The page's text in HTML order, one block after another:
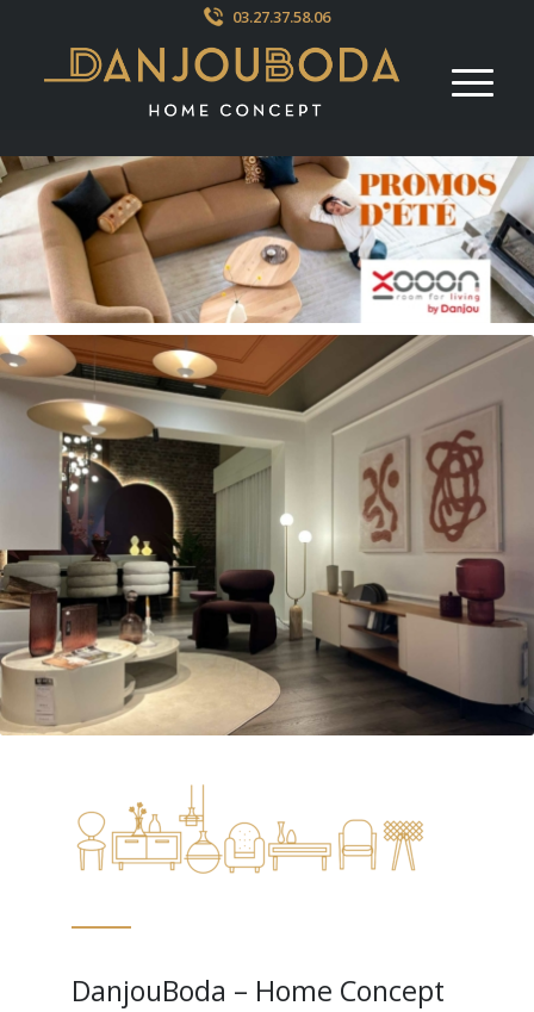
03.27.37.58.06
DanjouBoda – Home Concept